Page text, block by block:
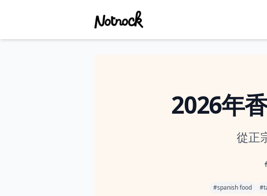
2026年
從正
#spanish food #